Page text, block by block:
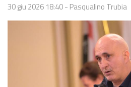
30 giu 2026 18:40- Pasqualino Trubia